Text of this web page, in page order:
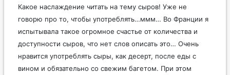
Какое наслаждение читать на тему сыров! Уже не
говорю про то, чтобы употреблять…ммм… Во Франции я
испытывала такое огромное счастье от количества и
доступности сыров, что нет слов описать это… Очень
нравится употреблять сыры, как десерт, после еды с